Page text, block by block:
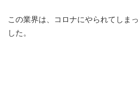
この業界は、コロナにやられてしま
した。